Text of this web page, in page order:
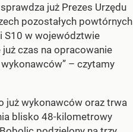
już Prezes Urzędu
pozostałych powtórnych
S10 w województwie
czas na opracowanie
– czytamy
już wykonawców oraz trwa
blisko 48-kilometrowy